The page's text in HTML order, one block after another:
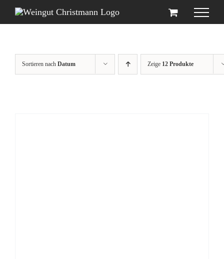
Zum
Inhalt
Sortieren nach Datum Zeige 12 Produkte